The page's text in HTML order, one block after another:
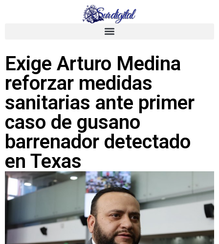
Exige Arturo Medina
reforzar medidas
sanitarias ante primer
caso de gusano
barrenador detectado
en Texas